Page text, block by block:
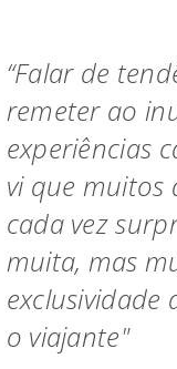
“Falar de
remeter ao
experiências
vi que muitos
cada vez
muita, mas
o viajante"